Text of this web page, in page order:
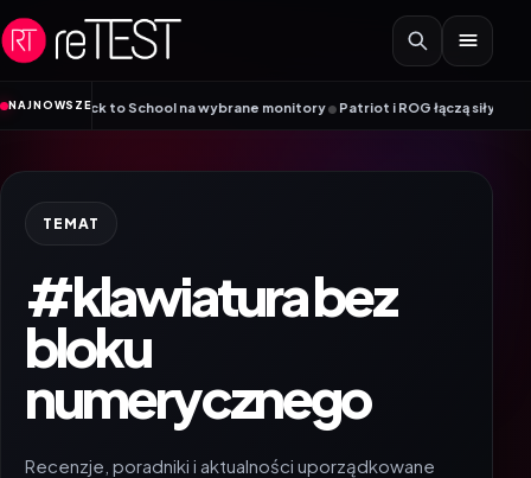
Przejdź do treści
NAJNOWSZE
to School na wybrane monitory•Patriot i ROG łączą siły. Viper Steel 5
TEMAT
#klawiatura bez
bloku
numerycznego
Recenzje, poradniki i aktualności uporządkowane